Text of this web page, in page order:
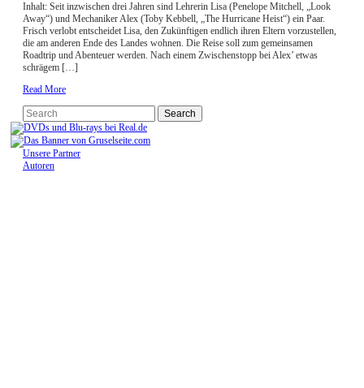
Inhalt: Seit inzwischen drei Jahren sind Lehrerin Lisa (Penelope Mitchell, „Look
Away“) und Mechaniker Alex (Toby Kebbell, „The Hurricane Heist“) ein Paar.
Frisch verlobt entscheidet Lisa, den Zukünftigen endlich ihren Eltern vorzustellen,
die am anderen Ende des Landes wohnen. Die Reise soll zum gemeinsamen
Roadtrip und Abenteuer werden. Nach einem Zwischenstopp bei Alex’ etwas
schrägem […]
Read More
Unsere Partner
Autoren